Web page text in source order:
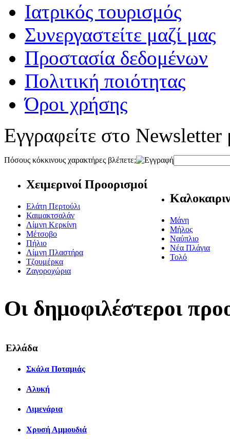
Ιατρικός τουρισμός
Συνεργαστείτε μαζί μας
Προστασία δεδομένων
Πολιτική ποιότητας
Όροι χρήσης
Εγγραφείτε στο Newsletter
Πόσους κόκκινους χαρακτήρες βλέπετε;
Χειμερινοί Προορισμοί
Ελάτη Περτούλι
Καιμακτσαλάν
Λίμνη Κερκίνη
Μέτσοβο
Πήλιο
Λίμνη Πλαστήρα
Τζουμέρκα
Ζαγοροχώρια
Μάνη
Μήλος
Ναύπλιο
Νέα Πλάγια
Τολό
Οι δημοφιλέστεροι
Ελλάδα
Σκάλα Ποταμιάς
Αλυκή
Λιμενάρια
Χρυσή Αμμουδιά